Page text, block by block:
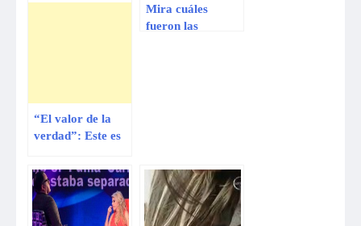
“El valor de la
verdad”: Este es
Milena Zárate
Mira cuáles
fueron las